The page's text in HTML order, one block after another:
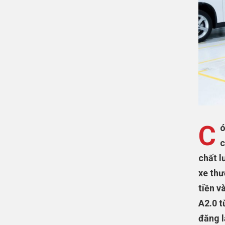
C
chất
xe
tiền
A2.0
đăng